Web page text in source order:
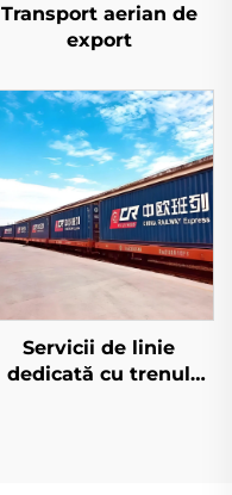
Transport aerian de
export
Servicii de linie
dedicată cu trenul